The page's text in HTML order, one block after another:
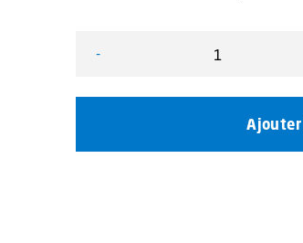
-
quantité de Option Panneau à
Ajouter